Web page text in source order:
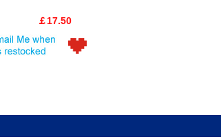
￡17.50